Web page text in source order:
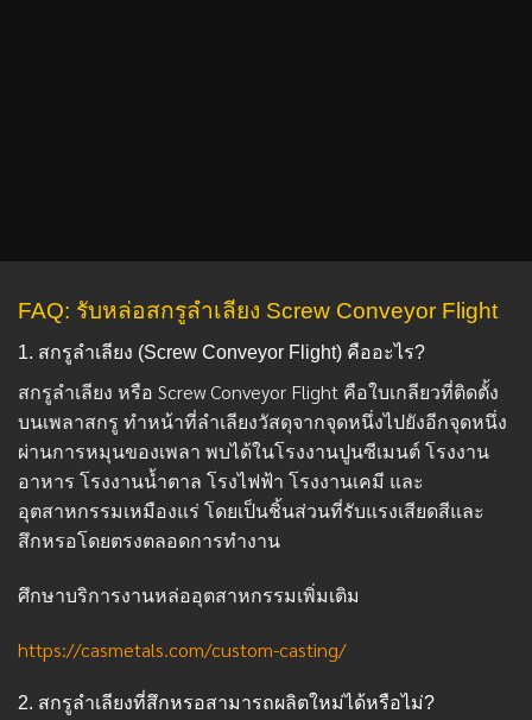
FAQ: รับหล่อสกรูลำเลียง Screw Conveyor Flight
1. สกรูลำเลียง (Screw Conveyor Flight) คืออะไร?
สกรูลำเลียง หรือ Screw Conveyor Flight คือใบเกลียวที่ติดตั้ง
บนเพลาสกรู ทำหน้าที่ลำเลียงวัสดุจากจุดหนึ่งไปยังอีกจุดหนึ่ง
ผ่านการหมุนของเพลา พบได้ในโรงงานปูนซีเมนต์ โรงงาน
อาหาร โรงงานน้ำตาล โรงไฟฟ้า โรงงานเคมี และ
อุตสาหกรรมเหมืองแร่ โดยเป็นชิ้นส่วนที่รับแรงเสียดสีและ
สึกหรอโดยตรงตลอดการทำงาน
ศึกษาบริการงานหล่ออุตสาหกรรมเพิ่มเติม
https://casmetals.com/custom-casting/
2. สกรูลำเลียงที่สึกหรอสามารถผลิตใหม่ได้หรือไม่?